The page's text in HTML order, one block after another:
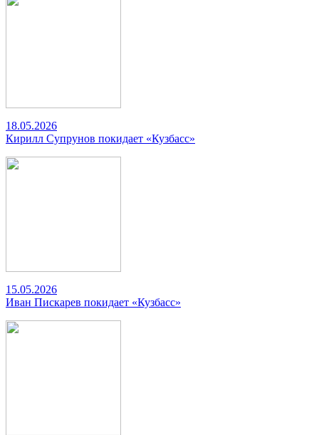
18.05.2026
Кирилл Супрунов покидает «Кузбасс»
15.05.2026
Иван Пискарев покидает «Кузбасс»